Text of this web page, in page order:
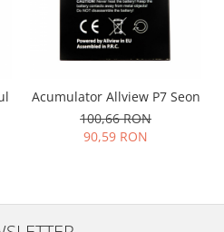
Acumulator Allview P7 Seon
100,66 RON
90,59 RON